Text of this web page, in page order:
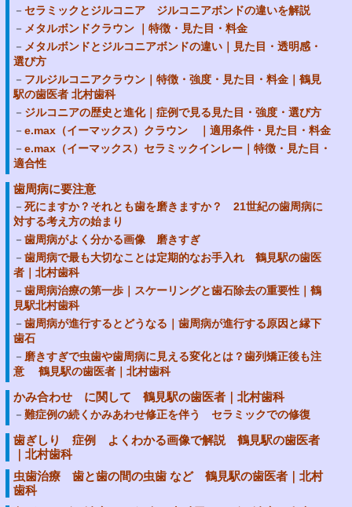
セラミックとジルコニア ジルコニアボンドの違いを解説
メタルボンドクラウン ｜特徴・見た目・料金
メタルボンドとジルコニアボンドの違い｜見た目・透明感・
選び方
フルジルコニアクラウン｜特徴・強度・見た目・料金｜鶴見
駅の歯医者 北村歯科
ジルコニアの歴史と進化｜症例で見る見た目・強度・選び方
e.max（イーマックス）クラウン ｜適用条件・見た目・料金
e.max（イーマックス）セラミックインレー｜特徴・見た目・
適合性
歯周病に要注意
死にますか？それとも歯を磨きますか？ 21世紀の歯周病に
対する考え方の始まり
歯周病がよく分かる画像 磨きすぎ
歯周病で最も大切なことは定期的なお手入れ 鶴見駅の歯医
者｜北村歯科
歯周病治療の第一歩｜スケーリングと歯石除去の重要性｜鶴
見駅北村歯科
歯周病が進行するとどうなる｜歯周病が進行する原因と縁下
歯石
磨きすぎで虫歯や歯周病に見える変化とは？歯列矯正後も注
意 鶴見駅の歯医者｜北村歯科
かみ合わせ に関して 鶴見駅の歯医者｜北村歯科
難症例の続くかみあわせ修正を伴う セラミックでの修復
歯ぎしり 症例 よくわかる画像で解説 鶴見駅の歯医者
｜北村歯科
虫歯治療 歯と歯の間の虫歯 など 鶴見駅の歯医者｜北村
歯科